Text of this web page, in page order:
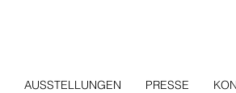
AUSSTELLUNGEN PRESSE